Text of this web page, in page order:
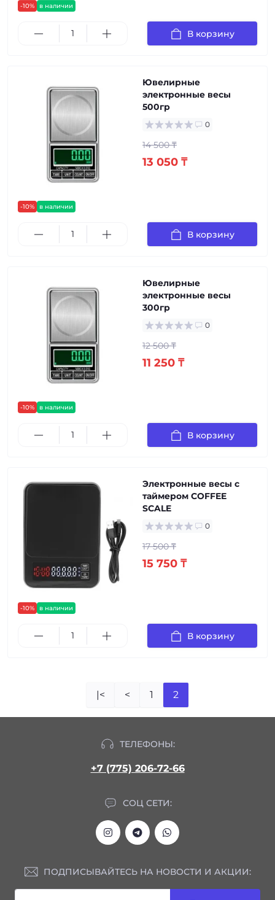
-10% в наличии
В корзину
-10% в наличии
Ювелирные
электронные весы
500гр
0
14 500 ₸
13 050 ₸
В корзину
-10% в наличии
Ювелирные
электронные весы
300гр
0
12 500 ₸
11 250 ₸
В корзину
-10% в наличии
Электронные весы с
таймером COFFEE
SCALE
0
17 500 ₸
15 750 ₸
В корзину
|< < 1 2
ТЕЛЕФОНЫ:
+7 (775) 206-72-66
СОЦ СЕТИ:
ПОДПИСЫВАЙТЕСЬ НА НОВОСТИ И АКЦИИ: